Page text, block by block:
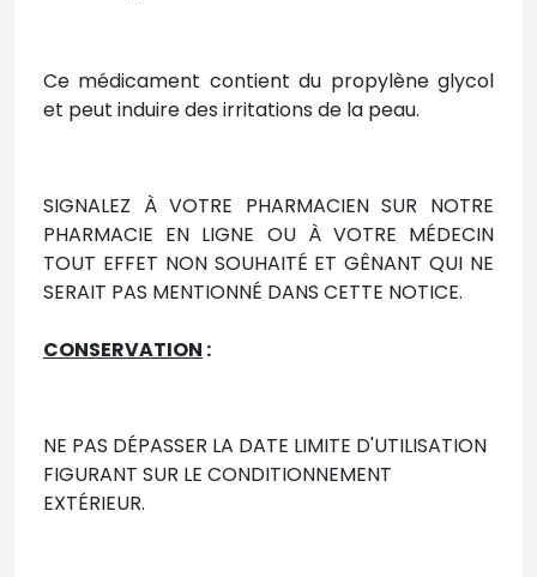
Ce médicament contient du propylène glycol
et peut induire des irritations de la peau.
SIGNALEZ À VOTRE PHARMACIEN SUR NOTRE
PHARMACIE EN LIGNE OU À VOTRE MÉDECIN
TOUT EFFET NON SOUHAITÉ ET GÊNANT QUI NE
SERAIT PAS MENTIONNÉ DANS CETTE NOTICE.
CONSERVATION :
NE PAS DÉPASSER LA DATE LIMITE D'UTILISATION
FIGURANT SUR LE CONDITIONNEMENT
EXTÉRIEUR.